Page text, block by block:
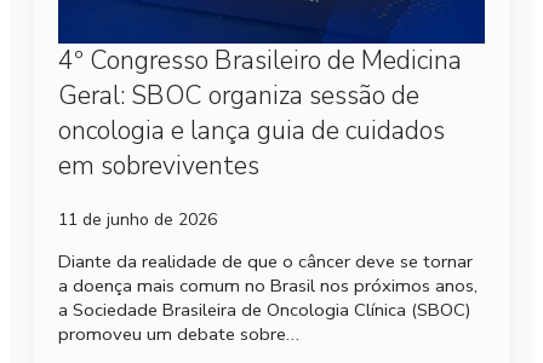
4º Congresso Brasileiro de Medicina
Geral: SBOC organiza sessão de
oncologia e lança guia de cuidados
em sobreviventes
11 de junho de 2026
Diante da realidade de que o câncer deve se tornar
a doença mais comum no Brasil nos próximos anos,
a Sociedade Brasileira de Oncologia Clínica (SBOC)
promoveu um debate sobre…